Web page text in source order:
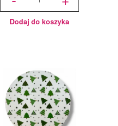
ciast
Dorosiowe
Ranty -
12-15 cm,
wysokość
14 cm
Dodaj do koszyka